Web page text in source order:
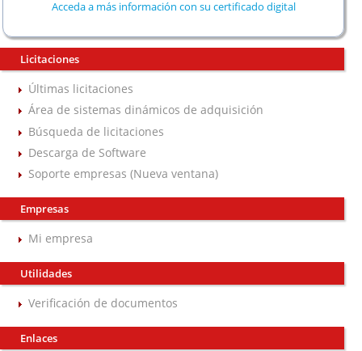
Acceda a más información con su certificado digital
Licitaciones
Últimas licitaciones
Área de sistemas dinámicos de adquisición
Búsqueda de licitaciones
Descarga de Software
Soporte empresas (Nueva ventana)
Empresas
Mi empresa
Utilidades
Verificación de documentos
Enlaces